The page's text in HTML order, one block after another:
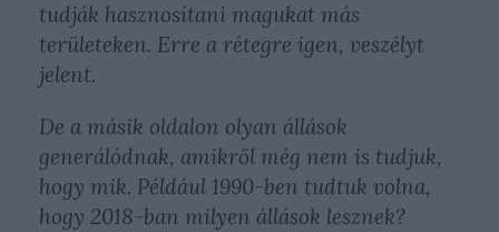
tudják hasznosítani magukat más
területeken. Erre a rétegre igen, veszélyt
jelent.
De a másik oldalon olyan állások
generálódnak, amikről még nem is tudjuk,
hogy mik. Például 1990-ben tudtuk volna,
hogy 2018-ban milyen állások lesznek?